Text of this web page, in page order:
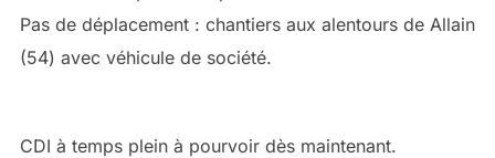
Pas de déplacement : chantiers aux alentours de Allain
(54) avec véhicule de société.
CDI à temps plein à pourvoir dès maintenant.